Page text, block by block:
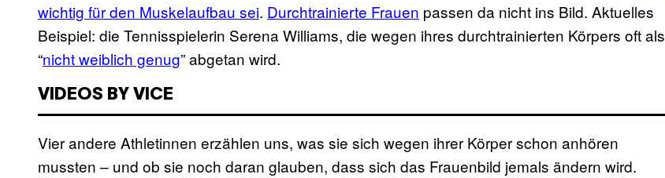
wichtig für den Muskelaufbau sei. Durchtrainierte Frauen passen da nicht ins Bild. Aktuelles
Beispiel: die Tennisspielerin Serena Williams, die wegen ihres durchtrainierten Körpers oft als
“nicht weiblich genug” abgetan wird.
VIDEOS BY VICE
Vier andere Athletinnen erzählen uns, was sie sich wegen ihrer Körper schon anhören
mussten – und ob sie noch daran glauben, dass sich das Frauenbild jemals ändern wird.